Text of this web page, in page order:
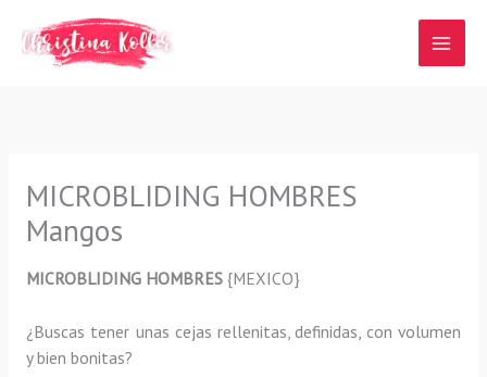
contenido
MICROBLIDING HOMBRES
Mangos
MICROBLIDING HOMBRES {MEXICO}
¿Buscas tener unas cejas rellenitas, definidas, con volumen
y bien bonitas?